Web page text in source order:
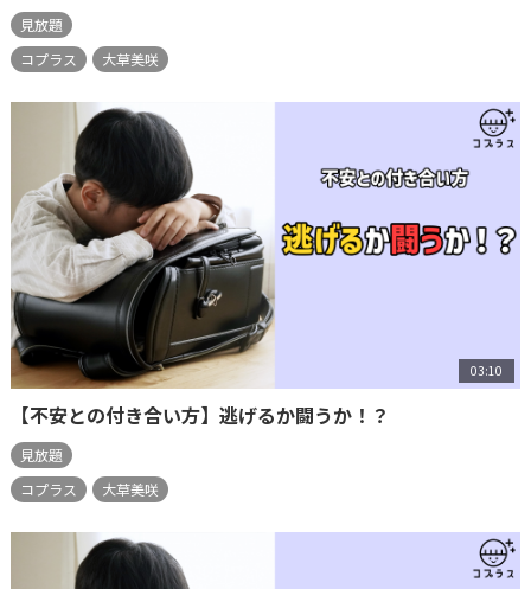
見放題
コプラス
大草美咲
03:10
【不安との付き合い方】逃げるか闘うか！？
見放題
コプラス
大草美咲